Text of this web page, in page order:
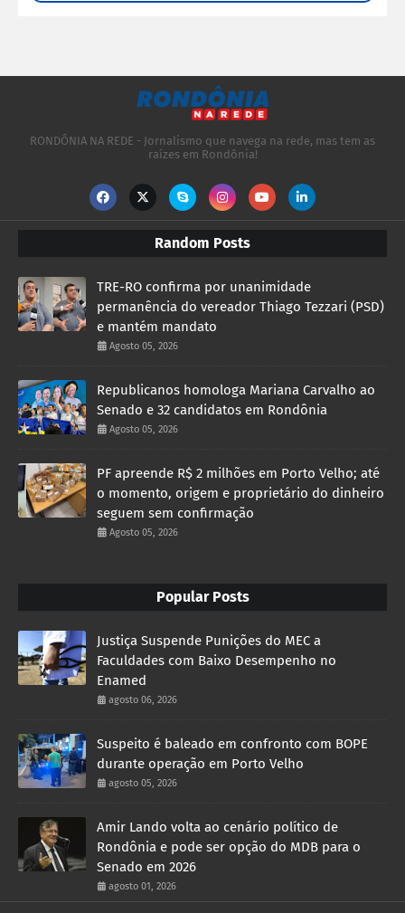
RONDÔNIA NA REDE - Jornalismo que navega na rede, mas tem as
raízes em Rondônia!
Random Posts
TRE-RO confirma por unanimidade
permanência do vereador Thiago Tezzari (PSD)
e mantém mandato
Agosto 05, 2026
Republicanos homologa Mariana Carvalho ao
Senado e 32 candidatos em Rondônia
Agosto 05, 2026
PF apreende R$ 2 milhões em Porto Velho; até
o momento, origem e proprietário do dinheiro
seguem sem confirmação
Agosto 05, 2026
Popular Posts
Justiça Suspende Punições do MEC a
Faculdades com Baixo Desempenho no
Enamed
agosto 06, 2026
Suspeito é baleado em confronto com BOPE
durante operação em Porto Velho
agosto 05, 2026
Amir Lando volta ao cenário político de
Rondônia e pode ser opção do MDB para o
Senado em 2026
agosto 01, 2026